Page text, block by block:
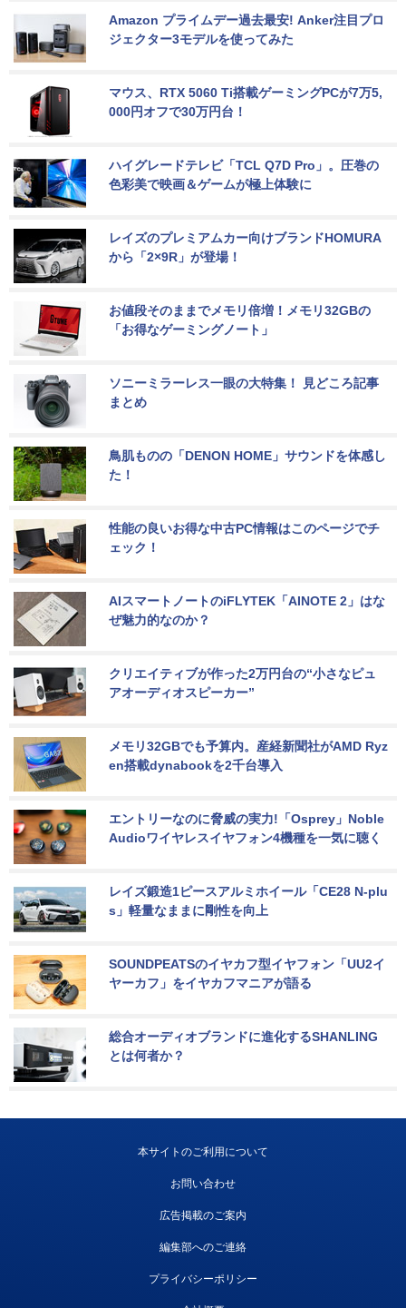
Amazon プライムデー過去最安! Anker注目プロ
ジェクター3モデルを使ってみた
マウス、RTX 5060 Ti搭載ゲーミングPCが7万5,
000円オフで30万円台！
ハイグレードテレビ「TCL Q7D Pro」。圧巻の
色彩美で映画＆ゲームが極上体験に
レイズのプレミアムカー向けブランドHOMURA
から「2×9R」が登場！
お値段そのままでメモリ倍増！メモリ32GBの
「お得なゲーミングノート」
ソニーミラーレス一眼の大特集！ 見どころ記事
まとめ
鳥肌ものの「DENON HOME」サウンドを体感し
た！
性能の良いお得な中古PC情報はこのページでチ
ェック！
AIスマートノートのiFLYTEK「AINOTE 2」はな
ぜ魅力的なのか？
クリエイティブが作った2万円台の“小さなピュ
アオーディオスピーカー”
メモリ32GBでも予算内。産経新聞社がAMD Ryz
en搭載dynabookを2千台導入
エントリーなのに脅威の実力!「Osprey」Noble
Audioワイヤレスイヤフォン4機種を一気に聴く
レイズ鍛造1ピースアルミホイール「CE28 N-plu
s」軽量なままに剛性を向上
SOUNDPEATSのイヤカフ型イヤフォン「UU2イ
ヤーカフ」をイヤカフマニアが語る
総合オーディオブランドに進化するSHANLING
とは何者か？
本サイトのご利用について
お問い合わせ
広告掲載のご案内
編集部へのご連絡
プライバシーポリシー